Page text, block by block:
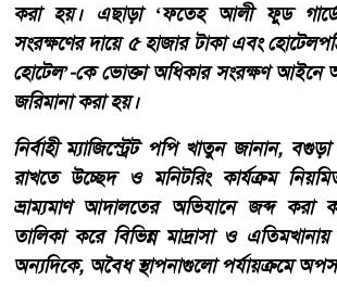
করা হয়। এছাড়া ‘ফতেহ আলী ফুড
সংরক্ষণের দায়ে ৫ হাজার টাকা এবং
হোটেল’-কে ভোক্তা অধিকার সংরক্ষণ আইনে
জরিমানা করা হয়।
নির্বাহী ম্যাজিস্ট্রেট পপি খাতুন জানান,
রাখতে উচ্ছেদ ও মনিটরিং কার্যক্রম
ভ্রাম্যমাণ আদালতের অভিযানে জব্দ
তালিকা করে বিভিন্ন মাদ্রাসা ও
অন্যদিকে, অবৈধ স্থাপনাগুলো পর্যায়ক্রমে